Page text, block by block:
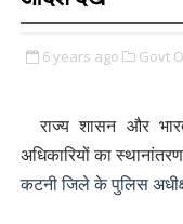
6 years ago Govt
राज्य शासन और
अधिकारियों का
कटनी जिले के पुलिस